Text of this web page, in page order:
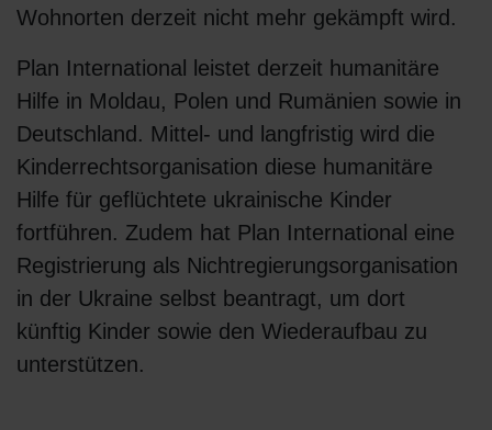
Wohnorten derzeit nicht mehr gekämpft wird.
Plan International leistet derzeit humanitäre
Hilfe in Moldau, Polen und Rumänien sowie in
Deutschland. Mittel- und langfristig wird die
Kinderrechtsorganisation diese humanitäre
Hilfe für geflüchtete ukrainische Kinder
fortführen. Zudem hat Plan International eine
Registrierung als Nichtregierungsorganisation
in der Ukraine selbst beantragt, um dort
künftig Kinder sowie den Wiederaufbau zu
unterstützen.